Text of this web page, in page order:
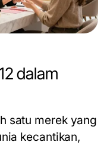
dalam
satu merek yang
kecantikan,